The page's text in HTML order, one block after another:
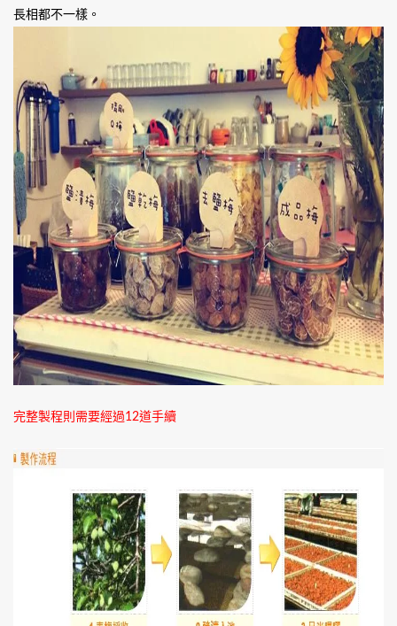
長相都不一樣。
完整製程則需要經過12道手續